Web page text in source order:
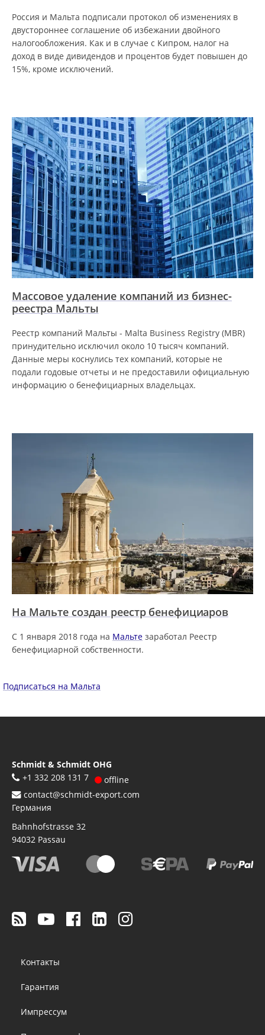
Россия и Мальта подписали протокол об изменениях в
двустороннее соглашение об избежании двойного
налогообложения. Как и в случае с Кипром, налог на
доход в виде дивидендов и процентов будет повышен до
15%, кроме исключений.
Массовое удаление компаний из бизнес-
реестра Мальты
Реестр компаний Мальты - Malta Business Registry (MBR)
принудительно исключил около 10 тысяч компаний.
Данные меры коснулись тех компаний, которые не
подали годовые отчеты и не предоставили официальную
информацию о бенефициарных владельцах.
На Мальте создан реестр бенефициаров
С 1 января 2018 года на Мальте заработал Реестр
бенефициарной собственности.
Подписаться на Мальта
Schmidt & Schmidt OHG
+1 332 208 131 7
offline
contact@schmidt-export.com
Германия
Bahnhofstrasse 32
94032 Passau
menu
Контакты
Гарантия
Импрессум